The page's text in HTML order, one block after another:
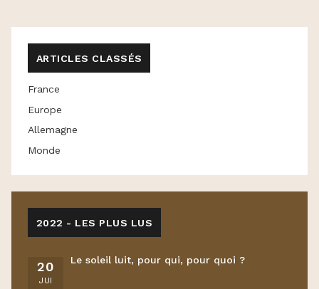
ARTICLES CLASSÉS
France
Europe
Allemagne
Monde
2022 - LES PLUS LUS
20
JUI
Le soleil luit, pour qui, pour quoi ?